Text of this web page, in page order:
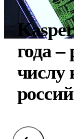
года –
числу